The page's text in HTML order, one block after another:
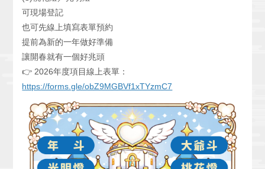
可現場登記
也可先線上填寫表單預約
提前為新的一年做好準備
讓開春就有一個好兆頭
👉 2026年度項目線上表單：
https://forms.gle/obZ9MGBVf1xTYzmC7